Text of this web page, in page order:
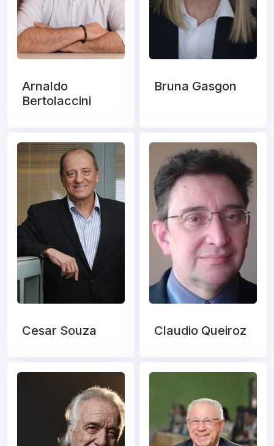
Arnaldo
Bertolaccini
Bruna Gasgon
Cesar Souza Claudio Queiroz